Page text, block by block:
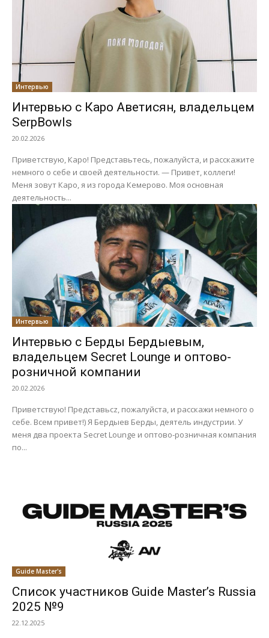
Интервью
Интервью с Каро Аветисян, владельцем
SerpBowls
20.02.2026
Приветствую, Каро! Представьтесь, пожалуйста, и расскажите
немного о себе и своей деятельности. — Привет, коллеги!
Меня зовут Каро, я из города Кемерово. Моя основная
деятельность...
Интервью
Интервью с Берды Бердыевым,
владельцем Secret Lounge и оптово-
розничной компании
20.02.2026
Приветствую! Представьcz, пожалуйста, и расскажи немного о
себе. Всем привет!) Я Бердыев Берды, деятель индустрии. У
меня два проекта Secret Lounge и оптово-розничная компания
по...
Guide Master's
Список участников Guide Master’s Russia
2025 №9
22.12.2025